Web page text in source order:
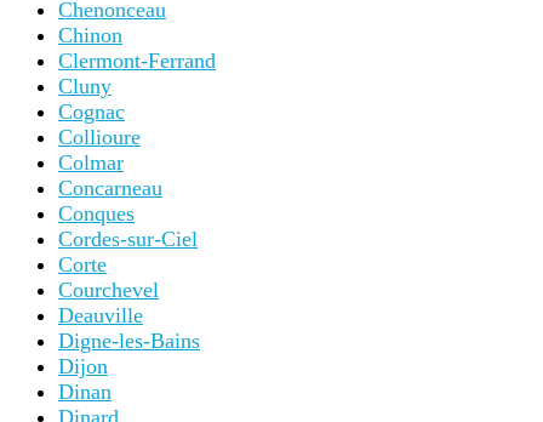
Chenonceau
Chinon
Clermont-Ferrand
Cluny
Cognac
Collioure
Colmar
Concarneau
Conques
Cordes-sur-Ciel
Corte
Courchevel
Deauville
Digne-les-Bains
Dijon
Dinan
Dinard